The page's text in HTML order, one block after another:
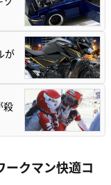
が
殺
クマン快適コ